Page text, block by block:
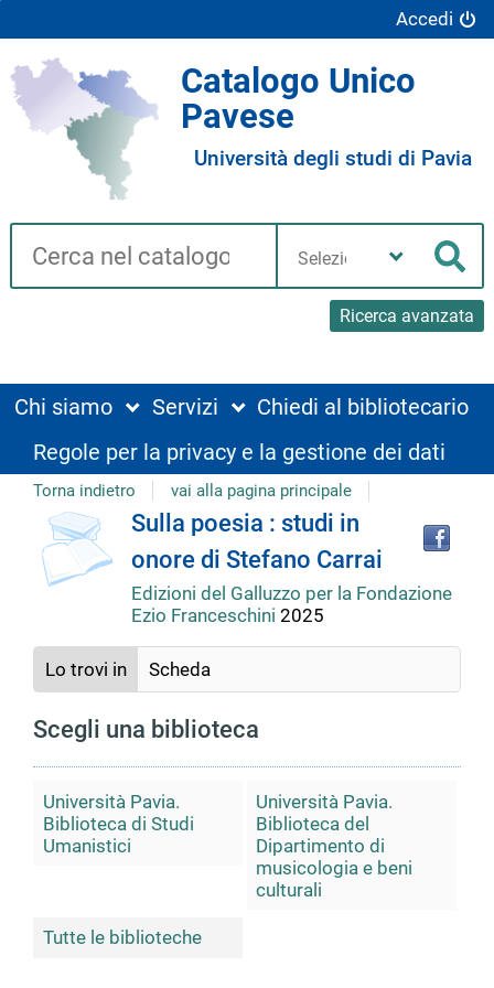
Accedi
Catalogo Unico
Pavese
Università degli studi di Pavia
Cerca su "Catalogo"
Ricerca avanzata
biblioteca
Chi siamo Servizi
Chiedi al bibliotecario
Regole per la privacy e la gestione dei dati
Torna indietro vai alla pagina principale
Dettaglio
del
documento
Sulla poesia : studi in
onore di Stefano Carrai
Edizioni del Galluzzo per la Fondazione
Ezio Franceschini 2025
Lo trovi in Scheda
Scegli una biblioteca
Università Pavia.
Biblioteca di Studi
Umanistici
Università Pavia.
Biblioteca del
Dipartimento di
musicologia e beni
culturali
Tutte le biblioteche